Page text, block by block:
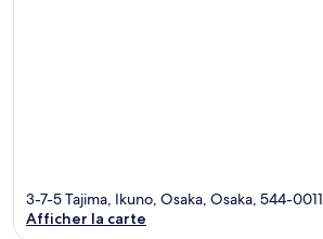
3-7-5 Tajima, Ikuno, Osaka, Osaka, 544-0011
Afficher la carte